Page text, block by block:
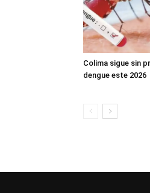
Colima sigue sin
dengue este 2026